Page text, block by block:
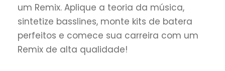
um Remix. Aplique a teoria da música,
sintetize basslines, monte kits de batera
perfeitos e comece sua carreira com um
Remix de alta qualidade!